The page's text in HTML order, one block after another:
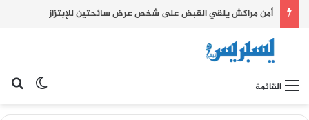
أمن مراكش يلقي القبض على شخص عرض سائحتين للإبتزاز
القائمة